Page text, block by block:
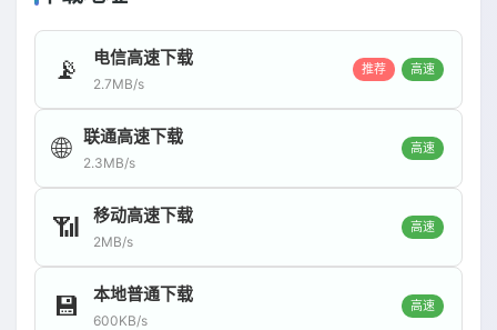
📡 电信高速下载
2.7MB/s
推荐 高速
🌐 联通高速下载
2.3MB/s
高速
📶 移动高速下载
2MB/s
高速
💾 本地普通下载
600KB/s
高速